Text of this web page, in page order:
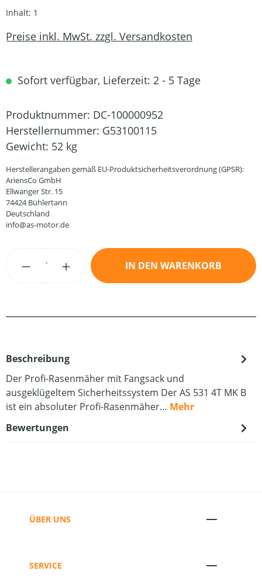
Inhalt: 1
Preise inkl. MwSt. zzgl. Versandkosten
Sofort verfügbar, Lieferzeit: 2 - 5 Tage
Produktnummer: DC-100000952
Herstellernummer: G53100115
Gewicht: 52 kg
Herstellerangaben gemäß EU-Produktsicherheitsverordnung (GPSR):
AriensCo GmbH
Ellwanger Str. 15
74424 Bühlertann
Deutschland
info@as-motor.de
Produkt Anzahl: Gib den gewünschten
IN DEN WARENKORB
Beschreibung
Der Profi-Rasenmäher mit Fangsack und
ausgeklügeltem Sicherheitssystem Der AS 531 4T MK B
ist ein absoluter Profi-Rasenmäher… Mehr
Bewertungen
ÜBER UNS
SERVICE